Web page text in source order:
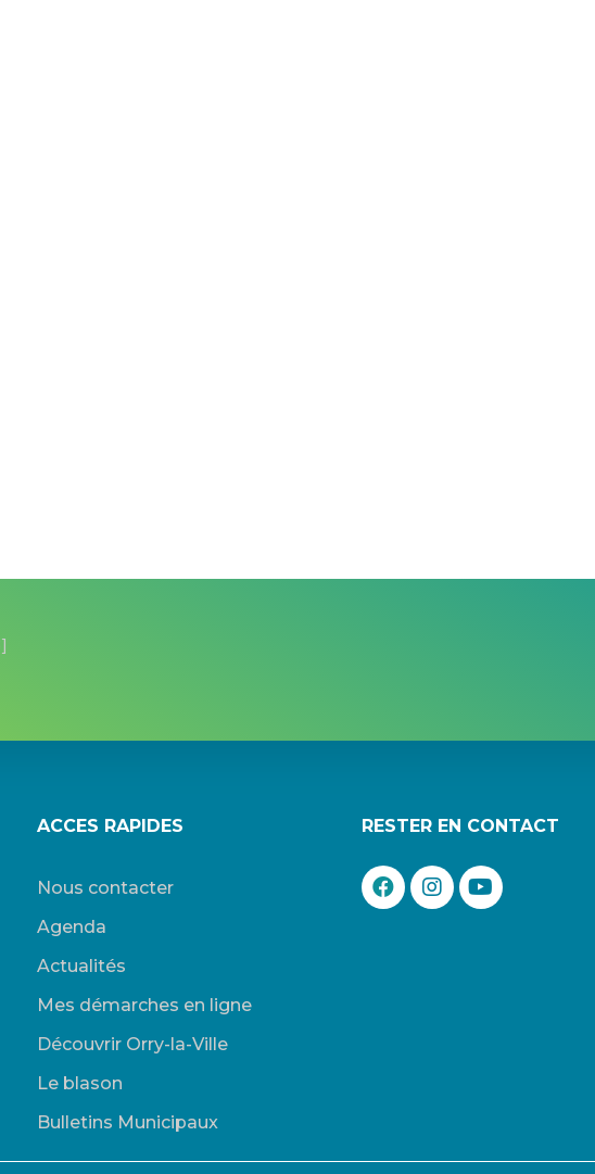
ACCES RAPIDES
Nous contacter
Agenda
Actualités
Mes démarches en ligne
Découvrir Orry-la-Ville
Le blason
Bulletins Municipaux
RESTER EN CONTACT